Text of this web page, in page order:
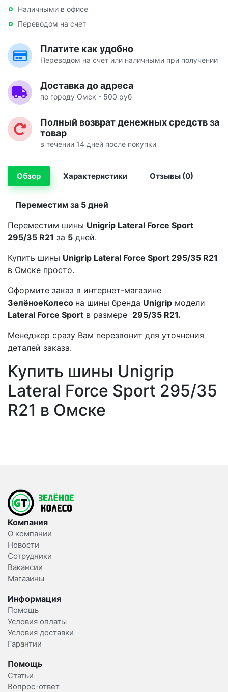
Наличными в офисе
Переводом на счет
Платите как удобно
Переводом на счет или наличными при получении
Доставка до адреса
по городу Омск - 500 руб
Полный возврат денежных средств за
товар
в течении 14 дней после покупки
Обзор Характеристики Отзывы (0)
Переместим за 5 дней
Переместим шины Unigrip Lateral Force Sport
295/35 R21 за 5 дней.
Купить шины Unigrip Lateral Force Sport 295/35 R21
в Омске просто.
Оформите заказ в интернет-магазине
ЗелёноеКолесо на шины бренда Unigrip модели
Lateral Force Sport в размере 295/35 R21.
Менеджер сразу Вам перезвонит для уточнения
деталей заказа.
Купить шины Unigrip
Lateral Force Sport 295/35
R21 в Омске
Компания
О компании
Новости
Сотрудники
Вакансии
Магазины
Информация
Помощь
Условия оплаты
Условия доставки
Гарантии
Помощь
Статьи
Вопрос-ответ